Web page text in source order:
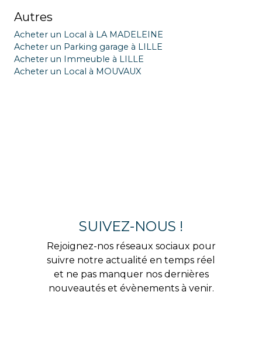
Autres
Acheter un Local à LA MADELEINE
Acheter un Parking garage à LILLE
Acheter un Immeuble à LILLE
Acheter un Local à MOUVAUX
SUIVEZ-NOUS !
Rejoignez-nos réseaux sociaux pour
suivre notre actualité en temps réel
et ne pas manquer nos dernières
nouveautés et évènements à venir.